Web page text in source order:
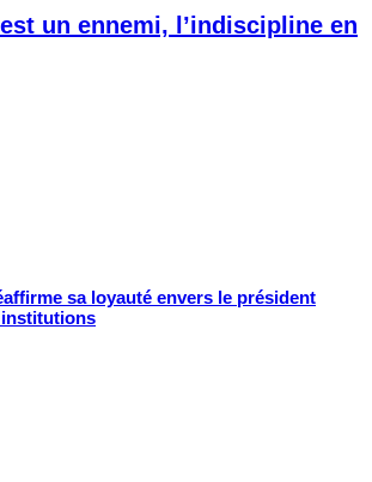
un ennemi, l’indiscipline en
sa loyauté envers le président
institutions